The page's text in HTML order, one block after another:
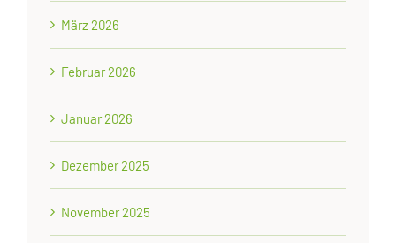
März 2026
Februar 2026
Januar 2026
Dezember 2025
November 2025